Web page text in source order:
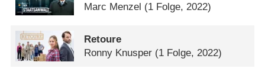
Marc Menzel (1 Folge, 2022)
Retoure
Ronny Knusper (1 Folge, 2022)